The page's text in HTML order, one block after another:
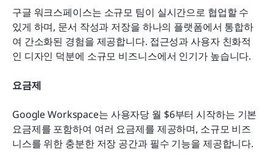
구글 워크스페이스는 소규모 팀이 실시간으로 협업할 수
있게 하며, 문서 작성과 저장을 하나의 플랫폼에서 통합하
여 간소화된 경험을 제공합니다. 접근성과 사용자 친화적
인 디자인 덕분에 소규모 비즈니스에서 인기가 높습니다.
요금제
Google Workspace는 사용자당 월 $6부터 시작하는 기본
요금제를 포함하여 여러 요금제를 제공하며, 소규모 비즈
니스를 위한 충분한 저장 공간과 필수 기능을 제공합니다.